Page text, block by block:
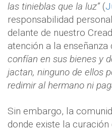
las tinieblas que la luz”(
responsabilidad
delante de nuestro
atención a la enseñanza
confían en sus bienes y
jactan, ninguno de ellos
redimir al hermano ni
Sin embargo, la
donde existe la